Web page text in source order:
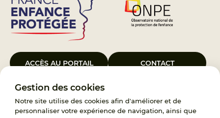
Gestion des cookies
Notre site utilise des cookies afin d'améliorer et de
personnaliser votre expérience de navigation, ainsi que
ACCÈS AU PORTAIL CONTACT
Le Groupement d’Intérêt Public France Enfance Protégée, créé le 5
janvier 2023, a pour objet d’assurer les missions de service public du
119, d’accompagnement des adoptants et de traitement des
demandes d’accès aux origines personnelles. France Enfance